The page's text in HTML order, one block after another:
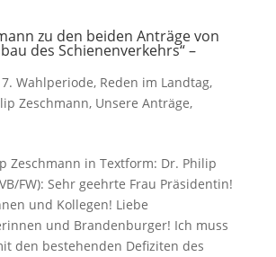
zu den beiden Anträge von
des Schienenverkehrs“ –
7. Wahlperiode, Reden im Landtag,
Zeschmann, Unsere Anträge,
Zeschmann in Textform: Dr. Philip
FW): Sehr geehrte Frau Präsidentin!
und Kollegen! Liebe
und Brandenburger! Ich muss
den bestehenden Defiziten des